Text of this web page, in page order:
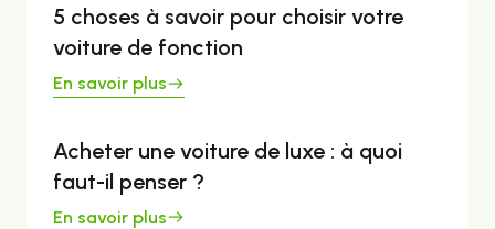
5 choses à savoir pour choisir votre
voiture de fonction
En savoir plus
Acheter une voiture de luxe : à quoi
faut-il penser ?
En savoir plus